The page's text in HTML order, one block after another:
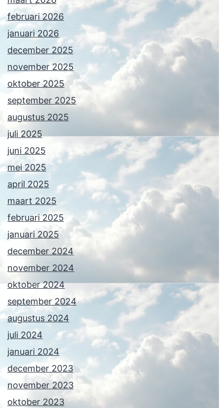
februari 2026
januari 2026
december 2025
november 2025
oktober 2025
september 2025
augustus 2025
juli 2025
juni 2025
mei 2025
april 2025
maart 2025
februari 2025
januari 2025
december 2024
november 2024
oktober 2024
september 2024
augustus 2024
juli 2024
januari 2024
december 2023
november 2023
oktober 2023